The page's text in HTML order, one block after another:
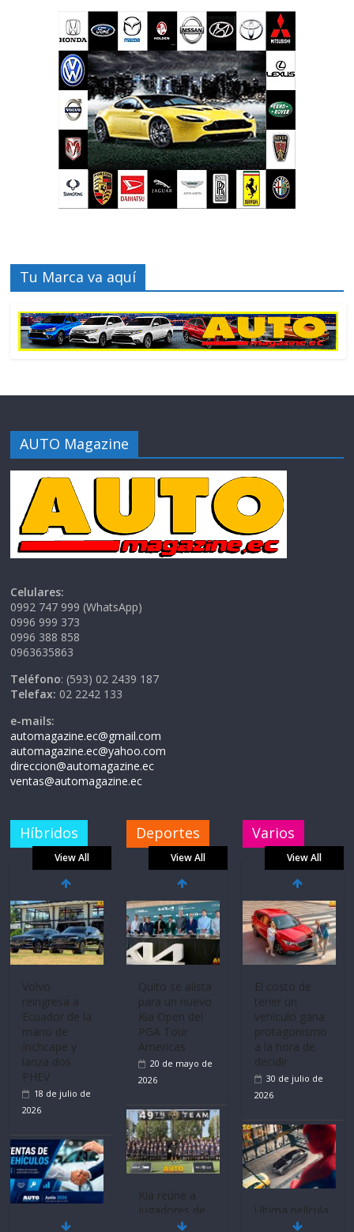
Tu Marca va aquí
AUTO Magazine
Celulares:
0992 747 999 (WhatsApp)
0996 999 373
0996 388 858
0963635863
Teléfono: (593) 02 2439 187
Telefax: 02 2242 133
e-mails:
automagazine.ec@gmail.com
automagazine.ec@yahoo.com
direccion@automagazine.ec
ventas@automagazine.ec
Híbridos
View All
Mercado
automotor
nacional cierra
su mejor 1er
semestre en la
historia
11 de julio de
2026
Bosch y
Deportes
View All
La FEDAK
recibe 12
Sinotruk
Bolden para
cubrir las rutas
de La Vuelta
31 de julio de
Quito se alista
para un nuevo
Varios
View All
Ultima película
‘Spider‑Man:
Brand New
Day’ pone en
escena a
BMW
29 de julio de
2026
¿Qué puede
pasar con tu